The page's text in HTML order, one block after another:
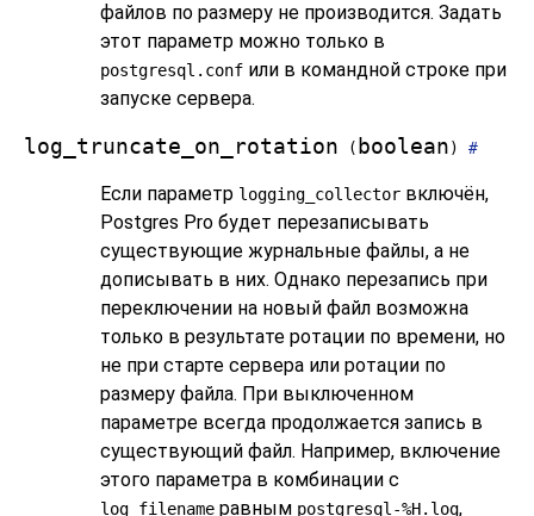
файлов по размеру не производится. Задать
этот параметр можно только в
postgresql.conf или в командной строке при
запуске сервера.
log_truncate_on_rotation ( boolean ) #
Если параметр logging_collector включён,
Postgres Pro будет перезаписывать
существующие журнальные файлы, а не
дописывать в них. Однако перезапись при
переключении на новый файл возможна
только в результате ротации по времени, но
не при старте сервера или ротации по
размеру файла. При выключенном
параметре всегда продолжается запись в
существующий файл. Например, включение
этого параметра в комбинации с
log_filename равным postgresql-%H.log,